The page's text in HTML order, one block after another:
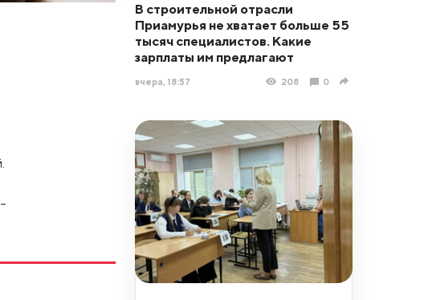
В строительной отрасли
Приамурья не хватает больше 55
тысяч специалистов. Какие
зарплаты им предлагают
вчера, 18:57 208 0